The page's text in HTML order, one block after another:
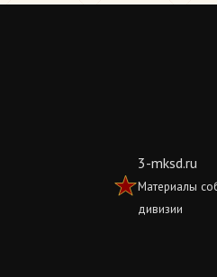
3-mksd.ru
Материалы
дивизии